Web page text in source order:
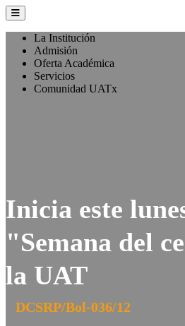
La Institución
Admisión
Oferta Académica
Servicios
Comunidad UATx
Inicia este
"Semana del
la UAT
DCSRP/Bol-036/12